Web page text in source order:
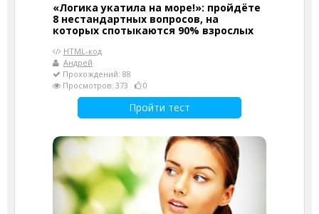
«Логика укатила на море!»: пройдёте
8 нестандартных вопросов, на
которых спотыкаются 90% взрослых
HTML-код
Андрей
Прохождений: 88
Просмотров: 373
0
Пройти тест